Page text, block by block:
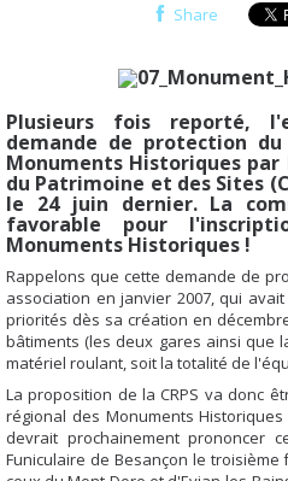
Share
Plusieurs fois reporté,
demande de protection
Monuments Historiques par
du Patrimoine et des Sites
le 24 juin dernier. La
favorable pour
Monuments Historiques !
Rappelons que cette demande de
association en janvier 2007, qui
priorités dès sa création en
bâtiments (les deux gares ainsi que
matériel roulant, soit la totalité de
La proposition de la CRPS va donc
régional des Monuments
devrait prochainement prononcer
Funiculaire de Besançon le